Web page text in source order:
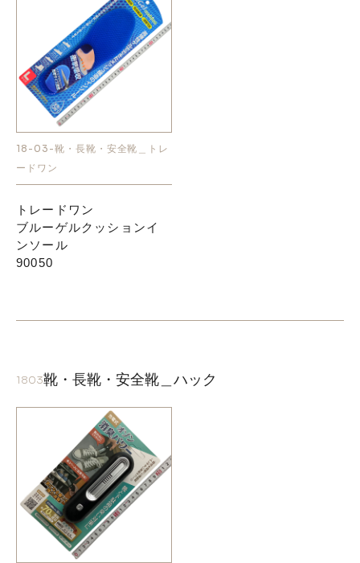
18-03-靴・長靴・安全靴＿トレ
ードワン
トレードワン
ブルーゲルクッションイ
ンソール
90050
1803靴・長靴・安全靴＿ハック